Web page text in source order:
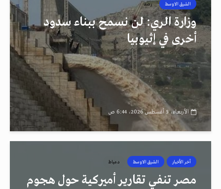
الشرق الاوسط رصد
وزارة الري: لن نسمح ببناء سدود
أخرى في إثيوبيا
الأربعاء، 5 أغسطس 2026، 6:44 ص
أخر الأخبار الشرق الاوسط دمياط
مصر تنفي تقارير أميركية حول هجوم